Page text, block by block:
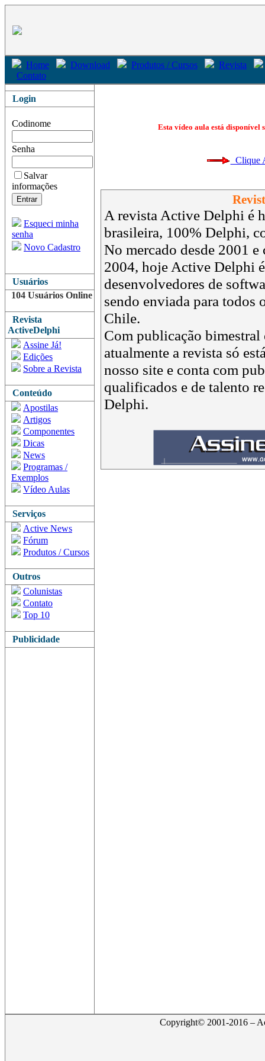
Home Download Produtos / Cursos
Revista
Contato
Login
Codinome
Senha
Salvar
informações
Esqueci minha
senha
Novo Cadastro
Usuários
104 Usuários Online
Revista
ActiveDelphi
Assine Já!
Edições
Sobre a Revista
Conteúdo
Apostilas
Artigos
Componentes
Dicas
News
Programas /
Exemplos
Vídeo Aulas
Serviços
Active News
Fórum
Produtos / Cursos
Outros
Colunistas
Contato
Top 10
Publicidade
Esta vídeo aula está disponível
Clique
A revista Active Delphi é
brasileira, 100% Delphi,
No mercado desde 2001
2004, hoje Active Delphi
desenvolvedores de
sendo enviada para todos
Chile.
Com publicação bimestral
atualmente a revista só
nosso site e conta com
qualificados e de talento
Delphi.
Copyright© 2001-2016 –